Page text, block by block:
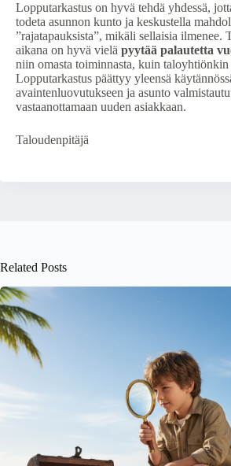
Lopputarkastus on hyvä tehdä yhdessä,
todeta asunnon kunto ja keskustella
”rajatapauksista”, mikäli sellaisia ilmenee.
aikana on hyvä vielä pyytää palautetta
niin omasta toiminnasta, kuin taloyhtiönkin
Lopputarkastus päättyy yleensä
avaintenluovutukseen ja asunto
vastaanottamaan uuden asiakkaan.
Taloudenpitäjä
Related Posts